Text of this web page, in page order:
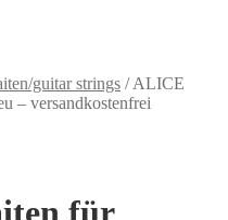
guitar strings /ALICE
– versandkostenfrei